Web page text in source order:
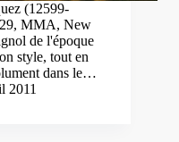
(12599-
29, MMA, New
de l'époque
style, tout en
dans le…
2011